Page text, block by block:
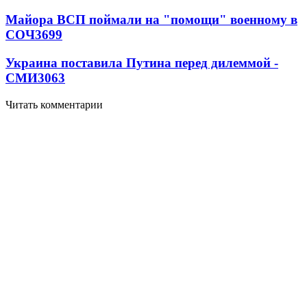
Майора ВСП поймали на "помощи" военному в
СОЧ3699
Украина поставила Путина перед дилеммой -
СМИ3063
Читать комментарии